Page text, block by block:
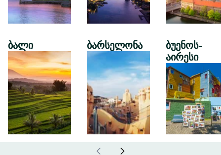
ბალი ბარსელონა
ბუენოს-
აირესი